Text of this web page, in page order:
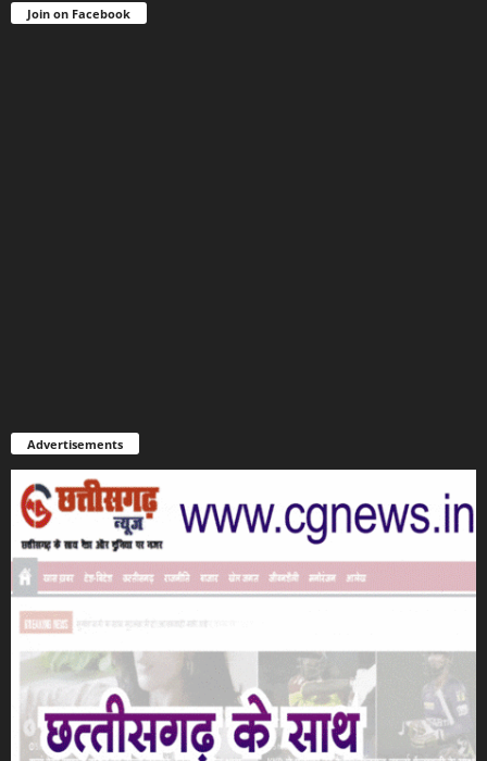
Join on Facebook
Advertisements